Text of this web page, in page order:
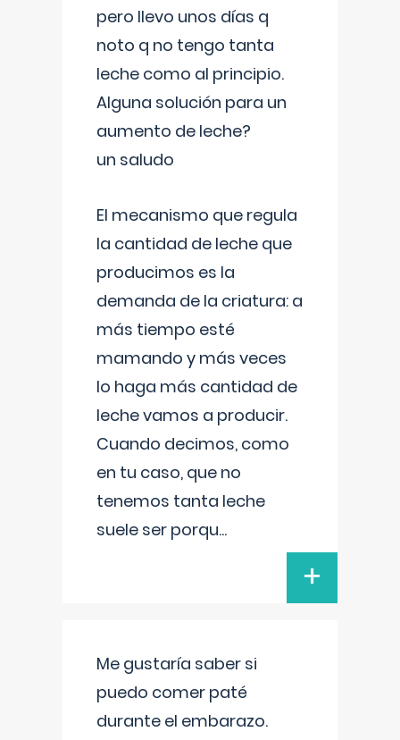
pero llevo unos días q
noto q no tengo tanta
leche como al principio.
Alguna solución para un
aumento de leche?
un saludo
El mecanismo que regula
la cantidad de leche que
producimos es la
demanda de la criatura: a
más tiempo esté
mamando y más veces
lo haga más cantidad de
leche vamos a producir.
Cuando decimos, como
en tu caso, que no
tenemos tanta leche
suele ser porqu...
+
Me gustaría saber si
puedo comer paté
durante el embarazo.